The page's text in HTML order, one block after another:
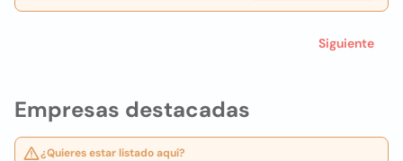
Empresas destacadas
¿Quieres estar listado aquí?
Siguiente